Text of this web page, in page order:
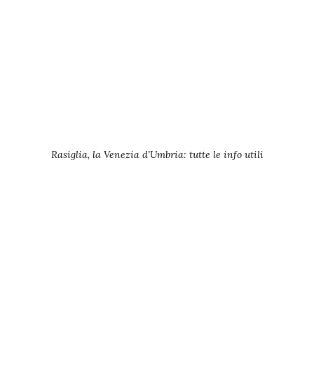
Rasiglia, la Venezia d’Umbria: tutte le info utili